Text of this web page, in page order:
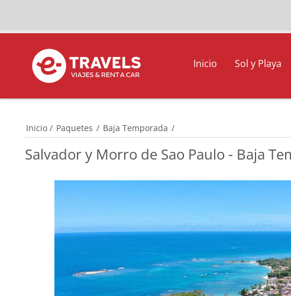
Inicio Sol y Playa
Inicio / Paquetes / Baja Temporada /
Salvador y Morro de Sao Paulo - Baja